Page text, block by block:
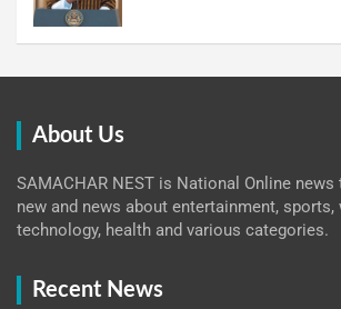
About Us
SAMACHAR NEST is National Online
new and news about entertainment, sports,
technology, health and various categories.
Recent News